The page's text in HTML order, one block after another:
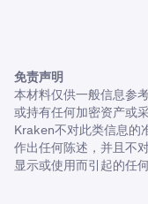
免责声明
本材料仅供一般信息参
或持有任何加密资产或
Kraken不对此类信息的
作出任何陈述，并且不
显示或使用而引起的任